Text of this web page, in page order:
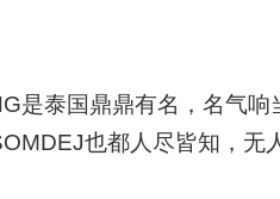
是泰国鼎鼎有名，名气
也都人尽皆知，无